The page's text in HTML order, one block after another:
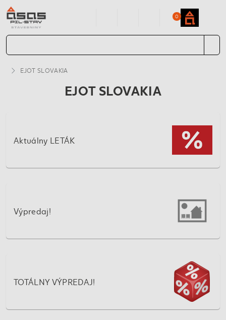
0
EJOT SLOVAKIA
EJOT SLOVAKIA
Aktuálny LETÁK
Výpredaj!
TOTÁLNY VÝPREDAJ!